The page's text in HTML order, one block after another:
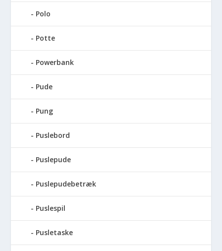
Polo
Potte
Powerbank
Pude
Pung
Puslebord
Puslepude
Puslepudebetræk
Puslespil
Pusletaske